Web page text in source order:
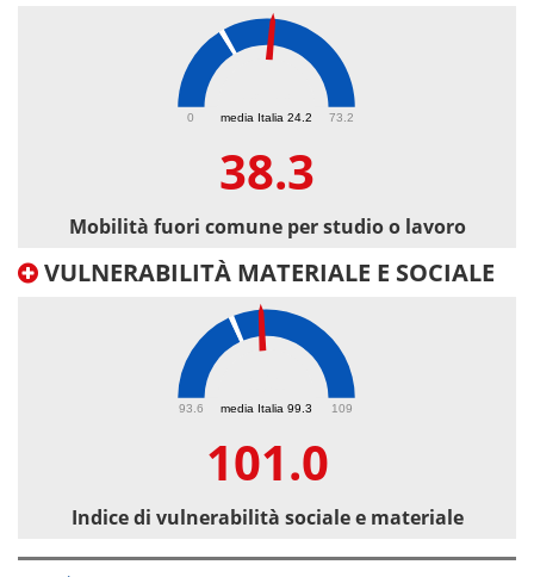
media Italia 24.2
0 73.2
38.3
Mobilità fuori comune per studio o lavoro
VULNERABILITÀ MATERIALE E SOCIALE
media Italia 99.3
93.6 109
101.0
Indice di vulnerabilità sociale e materiale